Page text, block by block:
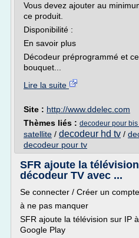
Vous devez ajouter au
ce produit.
Disponibilité :
En savoir plus
Décodeur préprogrammé et
bouquet...
Lire la suite
Site : http://www.ddelec.com
Thèmes liés : decodeur pour bis
satellite / decodeur hd tv /
decodeur pour tv
SFR ajoute la
décodeur TV avec ...
Se connecter / Créer un compte
à ne pas manquer
SFR ajoute la télévision sur IP
Google Play